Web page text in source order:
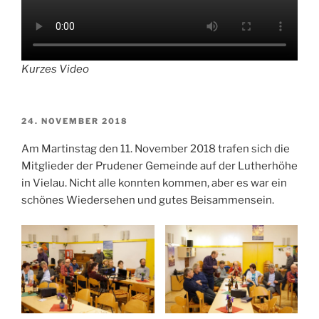
Kurzes Video
VERÖFFENTLICHT
24. NOVEMBER 2018
Am Martinstag den 11. November 2018 trafen sich die
Mitglieder der Prudener Gemeinde auf der Lutherhöhe
in Vielau. Nicht alle konnten kommen, aber es war ein
schönes Wiedersehen und gutes Beisammensein.